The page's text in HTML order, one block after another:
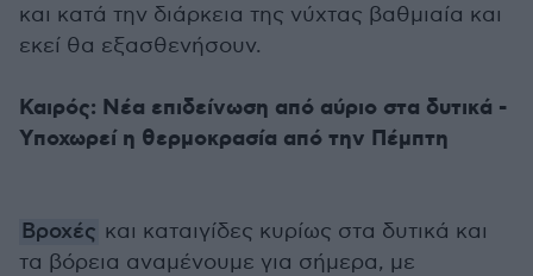
και κατά την διάρκεια της νύχτας βαθμιαία και
εκεί θα εξασθενήσουν.
Καιρός: Νέα επιδείνωση από αύριο στα δυτικά -
Υποχωρεί η θερμοκρασία από την Πέμπτη
Βροχές και καταιγίδες κυρίως στα δυτικά και
τα βόρεια αναμένουμε για σήμερα, με